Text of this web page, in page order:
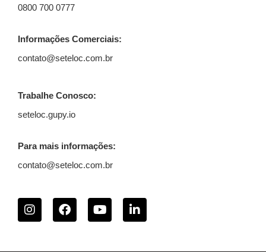
0800 700 0777
Informações Comerciais:
contato@seteloc.com.br
Trabalhe Conosco:
seteloc.gupy.io
Para mais informações:
contato@seteloc.com.br